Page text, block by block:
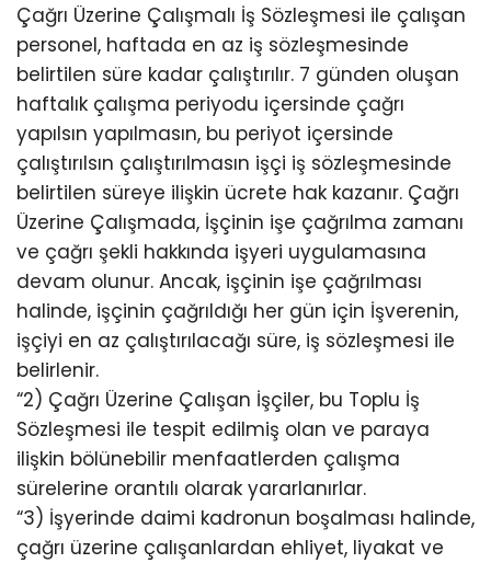
Çağrı Üzerine Çalışmalı İş Sözleşmesi ile çalışan
personel, haftada en az iş sözleşmesinde
belirtilen süre kadar çalıştırılır. 7 günden oluşan
haftalık çalışma periyodu içersinde çağrı
yapılsın yapılmasın, bu periyot içersinde
çalıştırılsın çalıştırılmasın işçi iş sözleşmesinde
belirtilen süreye ilişkin ücrete hak kazanır. Çağrı
Üzerine Çalışmada, İşçinin işe çağrılma zamanı
ve çağrı şekli hakkında işyeri uygulamasına
devam olunur. Ancak, işçinin işe çağrılması
halinde, işçinin çağrıldığı her gün için İşverenin,
işçiyi en az çalıştırılacağı süre, iş sözleşmesi ile
belirlenir.
“2) Çağrı Üzerine Çalışan İşçiler, bu Toplu İş
Sözleşmesi ile tespit edilmiş olan ve paraya
ilişkin bölünebilir menfaatlerden çalışma
sürelerine orantılı olarak yararlanırlar.
“3) İşyerinde daimi kadronun boşalması halinde,
çağrı üzerine çalışanlardan ehliyet, liyakat ve